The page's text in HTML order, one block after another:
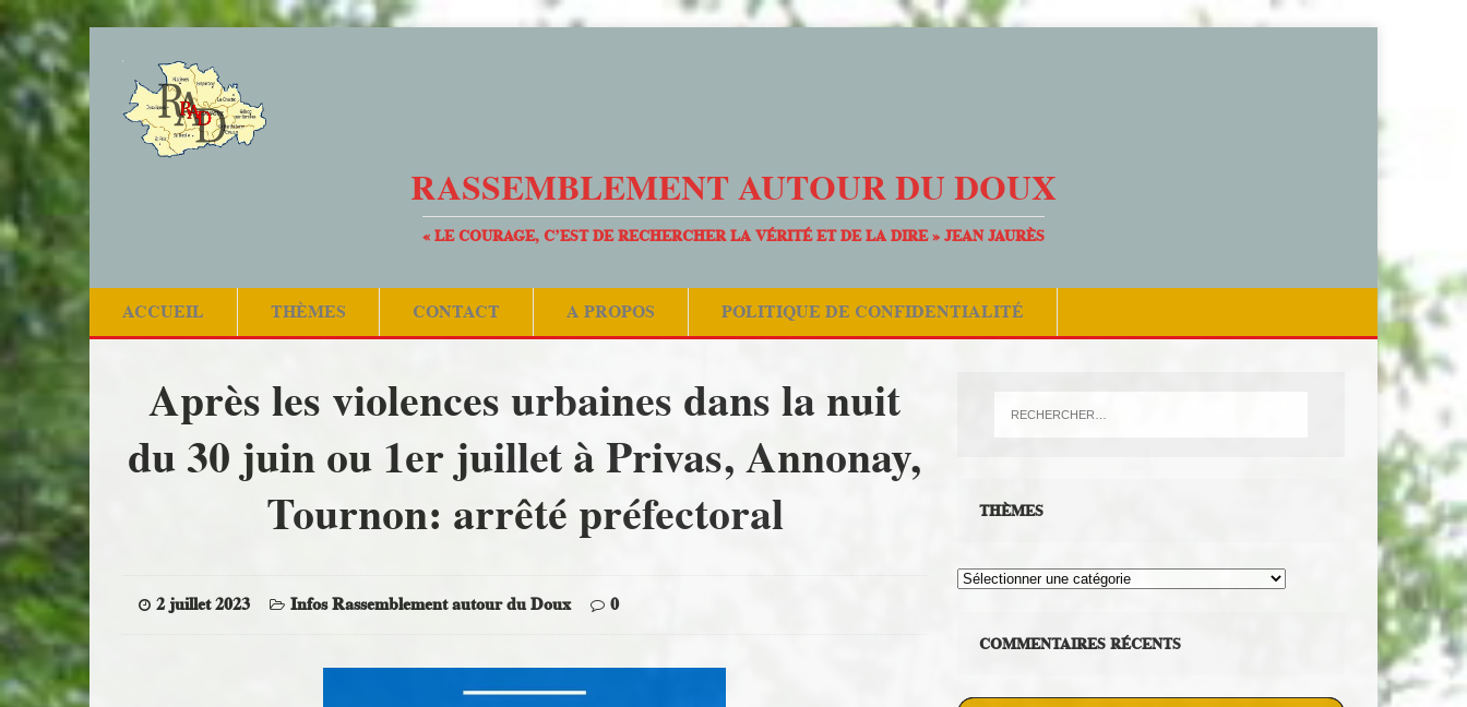
RASSEMBLEMENT AUTOUR DU DOUX
« LE COURAGE, C’EST DE RECHERCHER LA VÉRITÉ ET DE LA DIRE » JEAN JAURÈS
ACCUEIL THÈMES CONTACT A PROPOS POLITIQUE DE CONFIDENTIALITÉ
Après les violences urbaines dans la nuit
du 30 juin ou 1er juillet à Privas, Annonay,
Tournon: arrêté préfectoral
2 juillet 2023 Infos Rassemblement autour du Doux 0
THÈMES
Thèmes
COMMENTAIRES RÉCENTS